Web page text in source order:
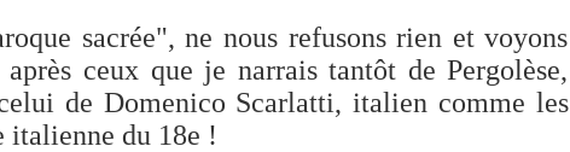
sacrée", ne nous refusons rien et voyons
ceux que je narrais tantôt de Pergolèse,
de Domenico Scarlatti, italien comme les
italienne du 18e !